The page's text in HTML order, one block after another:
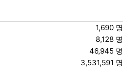
1,690 명
8,128 명
46,945 명
3,531,591 명